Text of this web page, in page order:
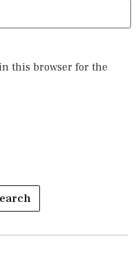
in this browser for the